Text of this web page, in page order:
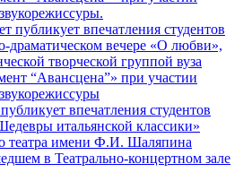
публикует впечатления студентов
вечере «О любви»,
творческой группой вуза
“Авансцена”» при участии